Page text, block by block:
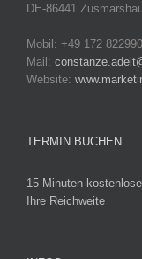
DE-86441
Mobil: +49 172
Mail:
Website:
TERMIN BUCHEN
15 Minuten
Ihre Reichweite